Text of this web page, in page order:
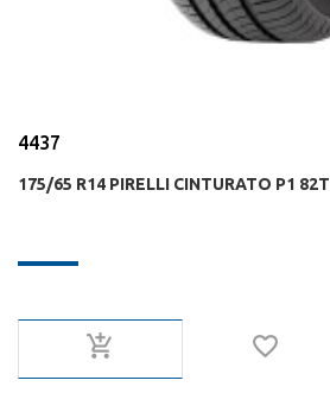
4437
175/65 R14 PIRELLI CINTURATO P1 82T